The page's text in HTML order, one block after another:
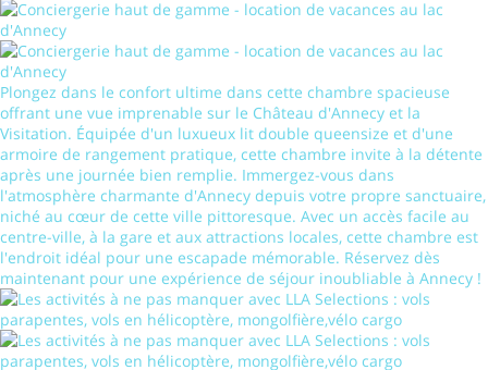
Plongez dans le confort ultime dans cette chambre spacieuse
offrant une vue imprenable sur le Château d'Annecy et la
Visitation. Équipée d'un luxueux lit double queensize et d'une
armoire de rangement pratique, cette chambre invite à la détente
après une journée bien remplie. Immergez-vous dans
l'atmosphère charmante d'Annecy depuis votre propre sanctuaire,
niché au cœur de cette ville pittoresque. Avec un accès facile au
centre-ville, à la gare et aux attractions locales, cette chambre est
l'endroit idéal pour une escapade mémorable. Réservez dès
maintenant pour une expérience de séjour inoubliable à Annecy !